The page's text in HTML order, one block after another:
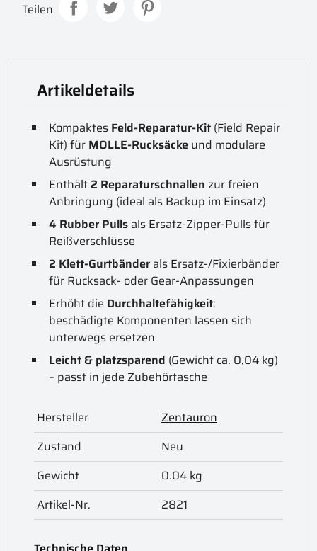
Teilen
Artikeldetails
Kompaktes Feld-Reparatur-Kit (Field Repair
Kit) für MOLLE-Rucksäcke und modulare
Ausrüstung
Enthält 2 Reparaturschnallen zur freien
Anbringung (ideal als Backup im Einsatz)
4 Rubber Pulls als Ersatz-Zipper-Pulls für
Reißverschlüsse
2 Klett-Gurtbänder als Ersatz-/Fixierbänder
für Rucksack- oder Gear-Anpassungen
Erhöht die Durchhaltefähigkeit:
beschädigte Komponenten lassen sich
unterwegs ersetzen
Leicht & platzsparend (Gewicht ca. 0,04 kg)
– passt in jede Zubehörtasche
Hersteller
Zentauron
Zustand
Neu
Gewicht
0.04 kg
Artikel-Nr.
2821